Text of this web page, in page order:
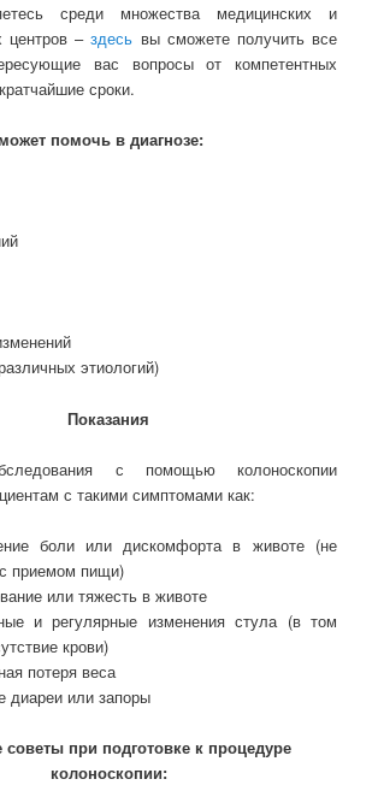
среди множества медицинских и
центров –здесь вы сможете получить все
вас вопросы от компетентных
сроки.
помочь в диагнозе:
этиологий)
Показания
с помощью колоноскопии
с такими симптомами как:
боли или дискомфорта в животе (не
приемом пищи)
или тяжесть в животе
и регулярные изменения стула (в том
крови)
потеря веса
диареи или запоры
при подготовке к процедуре
колоноскопии: